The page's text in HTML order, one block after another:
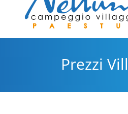
Prezzi